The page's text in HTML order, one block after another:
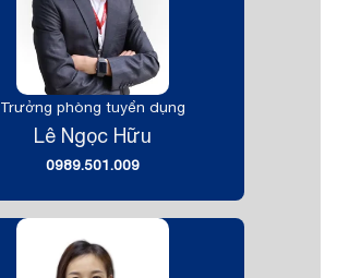
Trưởng phòng tuyển dụng
Lê Ngọc Hữu
0989.501.009